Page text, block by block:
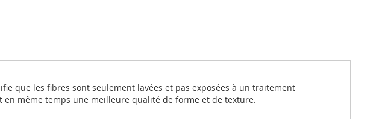
que les fibres sont seulement lavées et pas exposées à un traitement
en même temps une meilleure qualité de forme et de texture.